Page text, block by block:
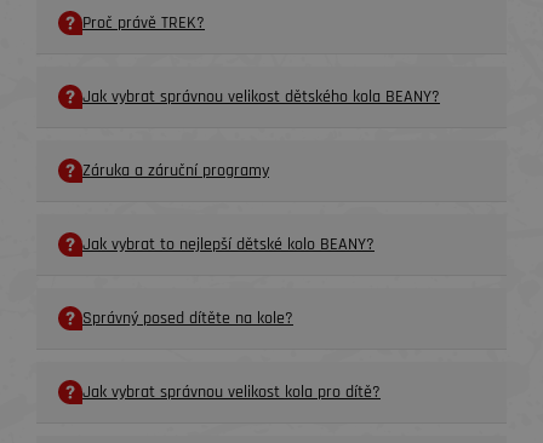
Proč právě TREK?
Jak vybrat správnou velikost dětského kola BEANY?
Záruka a záruční programy
Jak vybrat to nejlepší dětské kolo BEANY?
Správný posed dítěte na kole?
Jak vybrat správnou velikost kola pro dítě?